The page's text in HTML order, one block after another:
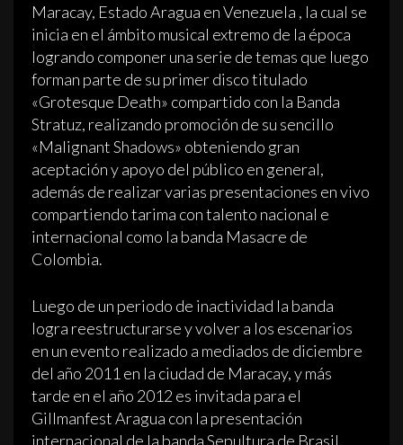
Maracay, Estado Aragua en Venezuela , la cual se
inicia en el ámbito musical extremo de la época
logrando componer una serie de temas que luego
forman parte de su primer disco titulado
«Grotesque Death» compartido con la Banda
Stratuz, realizando promoción de su sencillo
«Malignant Shadows» obteniendo gran
aceptación y apoyo del público en general,
además de realizar varias presentaciones en vivo
compartiendo tarima con talento nacional e
internacional como la banda Masacre de
Colombia.
Luego de un periodo de inactividad la banda
logra reestructurarse y volver a los escenarios
en un evento realizado a mediados de diciembre
del año 2011 en la ciudad de Maracay, y más
tarde en el año 2012 es invitada para el
Gillmanfest Aragua con la presentación
internacional de la banda Sepultura de Brasil.